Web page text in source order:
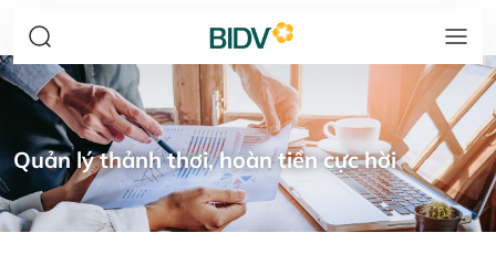
Quản lý thảnh thơi, hoàn tiền cực hời